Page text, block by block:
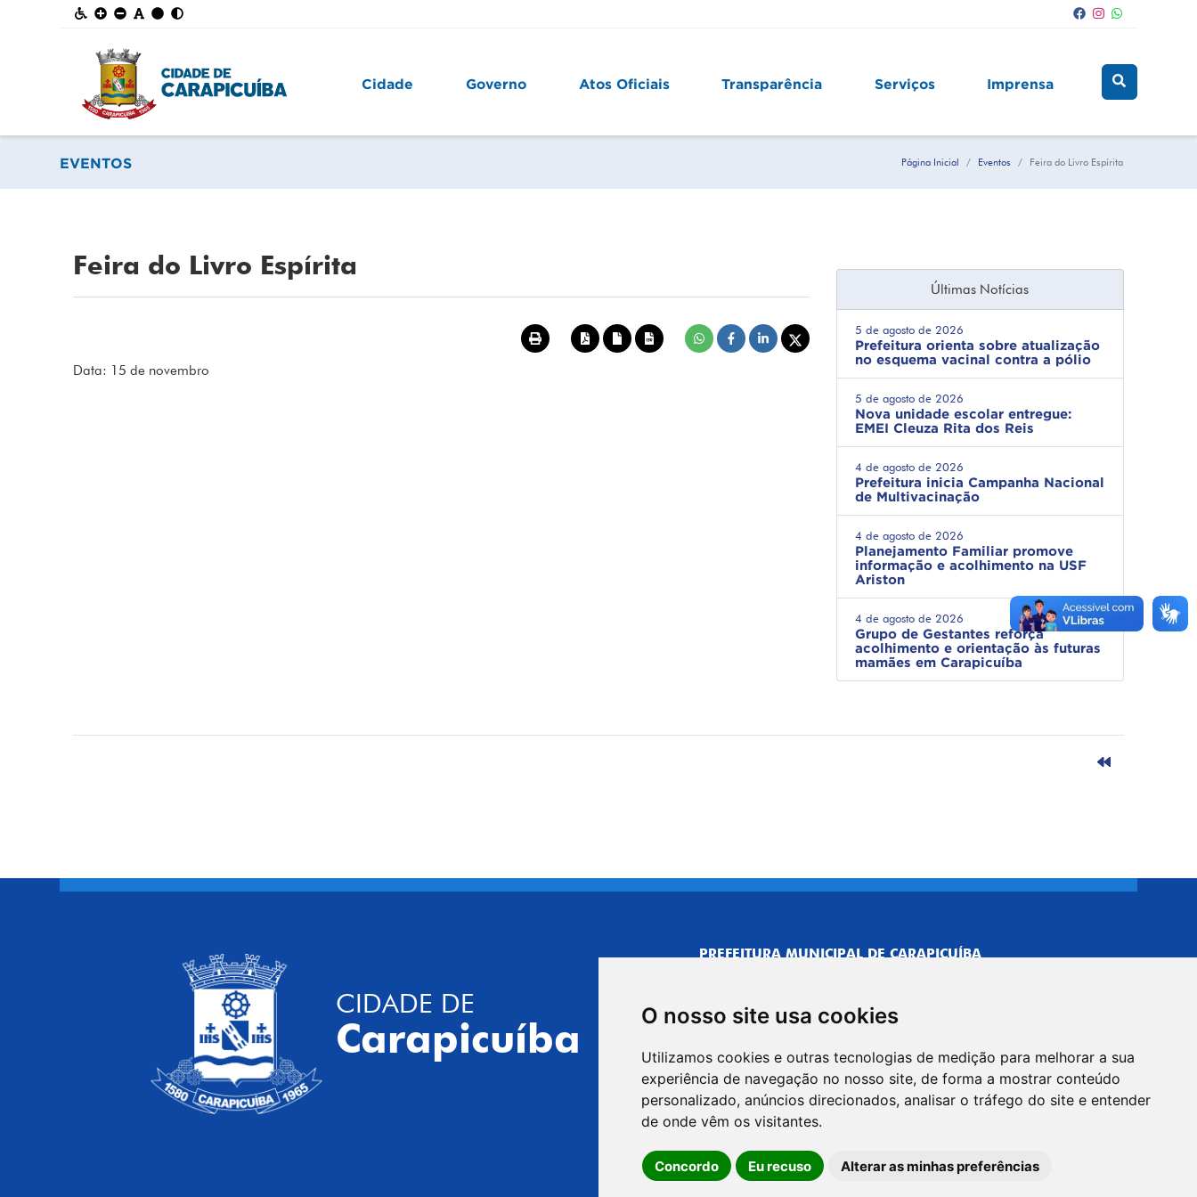
O nosso site usa cookies
Utilizamos cookies e outras tecnologias de medição para melhorar a sua
experiência de navegação no nosso site, de forma a mostrar conteúdo
personalizado, anúncios direcionados, analisar o tráfego do site e entender
de onde vêm os visitantes.
Concordo Eu recuso Alterar as minhas preferências
Cidade Governo Atos Oficiais Transparência Serviços Imprensa
EVENTOS Página Inicial Eventos Feira do Livro Espírita
Feira do Livro Espírita
Data: 15 de novembro
Últimas Notícias
5 de agosto de 2026
Prefeitura orienta sobre atualização
no esquema vacinal contra a pólio
5 de agosto de 2026
Nova unidade escolar entregue:
EMEI Cleuza Rita dos Reis
4 de agosto de 2026
Prefeitura inicia Campanha Nacional
de Multivacinação
4 de agosto de 2026
Planejamento Familiar promove
informação e acolhimento na USF
Ariston
4 de agosto de 2026
Grupo de Gestantes reforça
acolhimento e orientação às futuras
mamães em Carapicuíba
CIDADE DE
Carapicuíba
PREFEITURA MUNICIPAL DE CARAPICUÍBA
CENTRO ADMINISTRATIVO
R. Joaquim das Neves, 211 - Vila Caldas, Carapicuíba/SP
Telefone: 4164-5500
GABINETE DO PREFEITO
R. Joaquim das Neves, 205 - Vila Caldas, Carapicuíba/SP
CEP: 06310-030, Brasil